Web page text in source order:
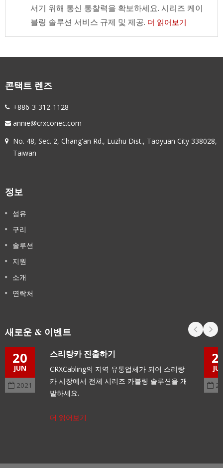
서기 위해 통신 통찰력을 확보하세요. 시리즈 케이
블링 솔루션 서비스 규제 및 제공. 더 읽어보기
콘택트 렌즈
+886-3-312-1128
annie@crxconec.com
No. 48, Sec. 2, Chang'an Rd., Luzhu Dist., Taoyuan City 338028,
Taiwan
정보
섬유
구리
솔루션
지원
소개
연락처
새로운 & 이벤트
20
JUN
2021
스리랑카 진출하기
CRXCabling의 지역 유통업체가 되어 스리랑
카 시장에서 전체 시리즈 카블링 솔루션을 개
발하세요.
더 읽어보기